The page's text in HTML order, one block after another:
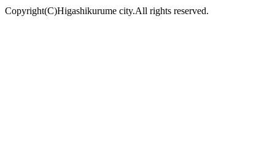
Copyright(C)Higashikurume city.All rights reserved.